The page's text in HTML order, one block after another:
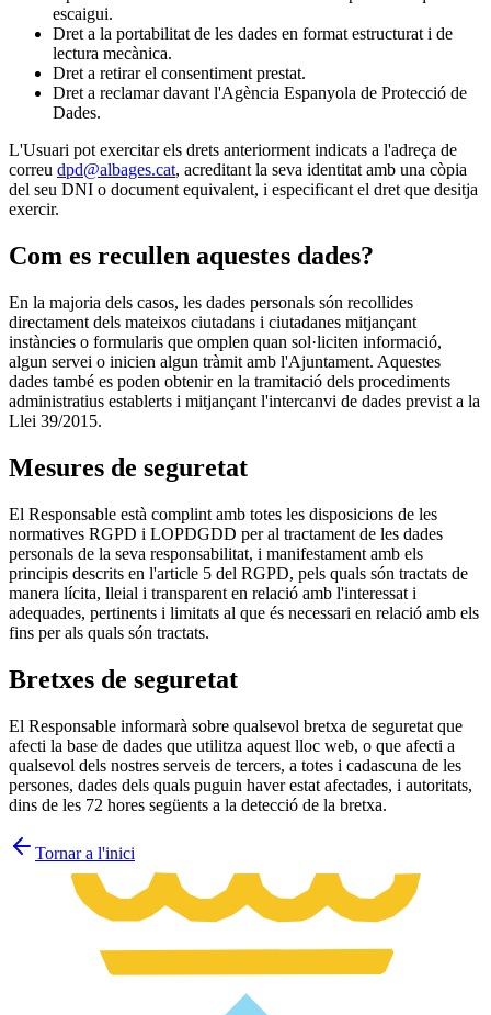
escaigui.
Dret a la portabilitat de les dades en format estructurat i de
lectura mecànica.
Dret a retirar el consentiment prestat.
Dret a reclamar davant l'Agència Espanyola de Protecció de
Dades.
L'Usuari pot exercitar els drets anteriorment indicats a l'adreça de
correu dpd@albages.cat, acreditant la seva identitat amb una còpia
del seu DNI o document equivalent, i especificant el dret que desitja
exercir.
Com es recullen aquestes dades?
En la majoria dels casos, les dades personals són recollides
directament dels mateixos ciutadans i ciutadanes mitjançant
instàncies o formularis que omplen quan sol·liciten informació,
algun servei o inicien algun tràmit amb l'Ajuntament. Aquestes
dades també es poden obtenir en la tramitació dels procediments
administratius establerts i mitjançant l'intercanvi de dades previst a la
Llei 39/2015.
Mesures de seguretat
El Responsable està complint amb totes les disposicions de les
normatives RGPD i LOPDGDD per al tractament de les dades
personals de la seva responsabilitat, i manifestament amb els
principis descrits en l'article 5 del RGPD, pels quals són tractats de
manera lícita, lleial i transparent en relació amb l'interessat i
adequades, pertinents i limitats al que és necessari en relació amb els
fins per als quals són tractats.
Bretxes de seguretat
El Responsable informarà sobre qualsevol bretxa de seguretat que
afecti la base de dades que utilitza aquest lloc web, o que afecti a
qualsevol dels nostres serveis de tercers, a totes i cadascuna de les
persones, dades dels quals puguin haver estat afectades, i autoritats,
dins de les 72 hores següents a la detecció de la bretxa.
Tornar a l'inici